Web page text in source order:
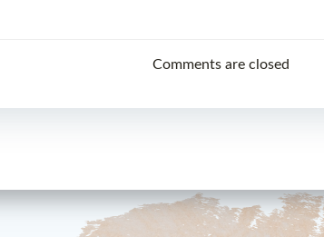
Comments are closed